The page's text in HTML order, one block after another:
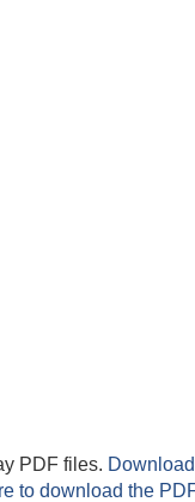
PDF files.
to download the